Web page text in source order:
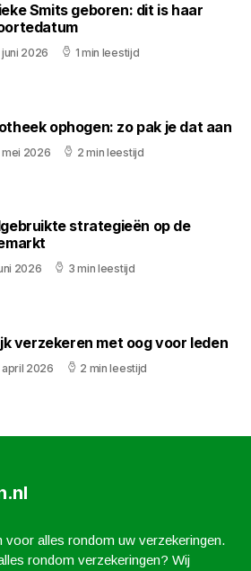
Smits geboren: dit is haar
2026 1 min leestijd
ophogen: zo pak je dat aan
mei 2026 2 min leestijd
strategieën op de
2026 3 min leestijd
verzekeren met oog voor leden
april 2026 2 min leestijd
voor alles rondom uw verzekeringen.
rondom verzekeringen? Wij